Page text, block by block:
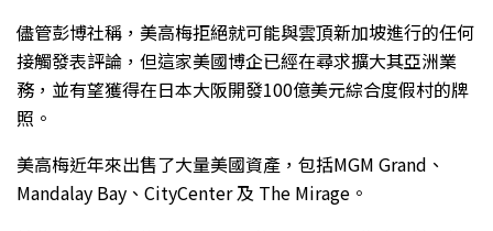
儘管彭博社稱，美高梅拒絕就可能與雲頂新加坡進行的任何
接觸發表評論，但這家美國博企已經在尋求擴大其亞洲業
務，並有望獲得在日本大阪開發100億美元綜合度假村的牌
照。
美高梅近年來出售了大量美國資產，包括MGM Grand、
Mandalay Bay、CityCenter 及 The Mirage。